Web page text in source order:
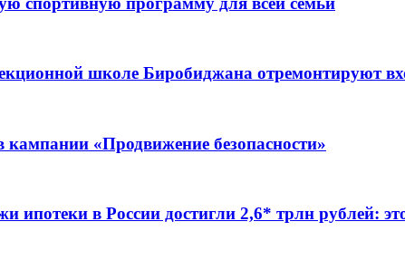
школе Биробиджана отремонтируют
«Продвижение безопасности»
ипотеки в России достигли 2,6* трлн рублей: